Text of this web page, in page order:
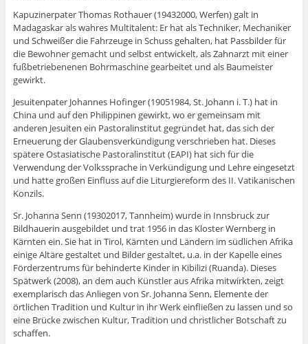
Kapuzinerpater Thomas Rothauer (19432000, Werfen) galt in
Madagaskar als wahres Multitalent: Er hat als Techniker, Mechaniker
und Schweißer die Fahrzeuge in Schuss gehalten, hat Passbilder für
die Bewohner gemacht und selbst entwickelt, als Zahnarzt mit einer
fußbetriebenenen Bohrmaschine gearbeitet und als Baumeister
gewirkt.
Jesuitenpater Johannes Hofinger (19051984, St. Johann i. T.) hat in
China und auf den Philippinen gewirkt, wo er gemeinsam mit
anderen Jesuiten ein Pastoralinstitut gegründet hat, das sich der
Erneuerung der Glaubensverkündigung verschrieben hat. Dieses
spätere Ostasiatische Pastoralinstitut (EAPI) hat sich für die
Verwendung der Volkssprache in Verkündigung und Lehre eingesetzt
und hatte großen Einfluss auf die Liturgiereform des II. Vatikanischen
Konzils.
Sr. Johanna Senn (19302017, Tannheim) wurde in Innsbruck zur
Bildhauerin ausgebildet und trat 1956 in das Kloster Wernberg in
Kärnten ein. Sie hat in Tirol, Kärnten und Ländern im südlichen Afrika
einige Altäre gestaltet und Bilder gestaltet, u.a. in der Kapelle eines
Förderzentrums für behinderte Kinder in Kibilizi (Ruanda). Dieses
Spätwerk (2008), an dem auch Künstler aus Afrika mitwirkten, zeigt
exemplarisch das Anliegen von Sr. Johanna Senn, Elemente der
örtlichen Tradition und Kultur in ihr Werk einfließen zu lassen und so
eine Brücke zwischen Kultur, Tradition und christlicher Botschaft zu
schaffen.